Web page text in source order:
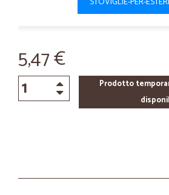
5,47 €
Prodotto